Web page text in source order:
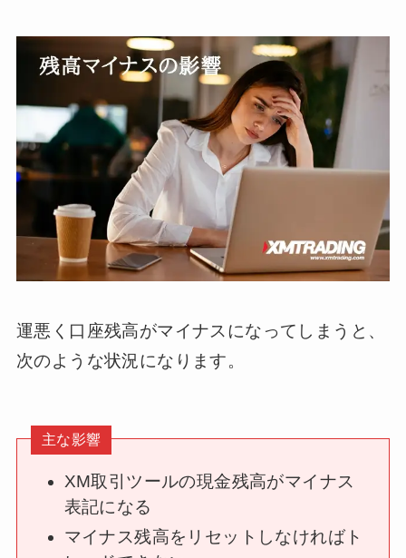
運悪く口座残高がマイナスになってしまうと、
次のような状況になります。
主な影響
XM取引ツールの現金残高がマイナス
表記になる
マイナス残高をリセットしなければト